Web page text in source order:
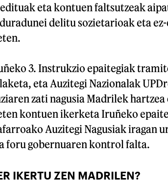
eta kontuen faltsutzeak
delitu sozietarioak eta
3. Instrukzio epaitegiak
eta Auzitegi Nazionalak
zati nagusia Madrilek
kontuen ikerketa Iruñeko
Auzitegi Nagusiak iragan
foru gobernuaren kontrol falta.
IKERTU ZEN MADRILEN?